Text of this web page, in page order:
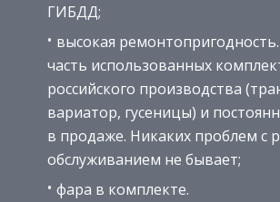
ГИБДД;
высокая
часть использованных
российского производства
вариатор, гусеницы) и
в продаже. Никаких проблем с
обслуживанием не бывает;
фара в комплекте.